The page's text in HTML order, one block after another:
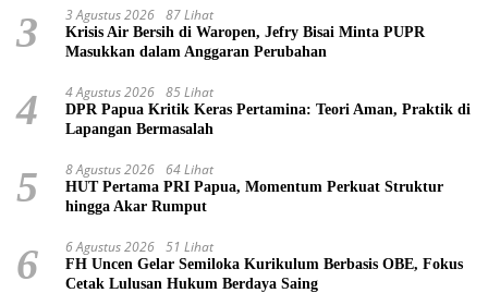
3 3 Agustus 2026 87 Lihat
Krisis Air Bersih di Waropen, Jefry Bisai Minta PUPR
Masukkan dalam Anggaran Perubahan
4 4 Agustus 2026 85 Lihat
DPR Papua Kritik Keras Pertamina: Teori Aman, Praktik di
Lapangan Bermasalah
5 8 Agustus 2026 64 Lihat
HUT Pertama PRI Papua, Momentum Perkuat Struktur
hingga Akar Rumput
6 6 Agustus 2026 51 Lihat
FH Uncen Gelar Semiloka Kurikulum Berbasis OBE, Fokus
Cetak Lulusan Hukum Berdaya Saing